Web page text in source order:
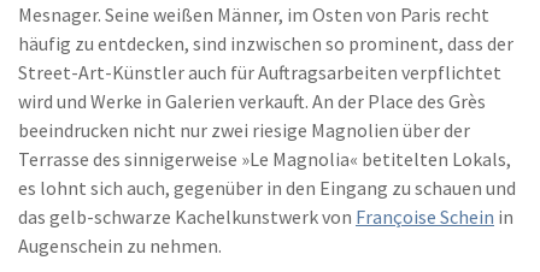
Mesnager. Seine weißen Männer, im Osten von Paris recht
häufig zu entdecken, sind inzwischen so prominent, dass der
Street-Art-Künstler auch für Auftragsarbeiten verpflichtet
wird und Werke in Galerien verkauft. An der Place des Grès
beeindrucken nicht nur zwei riesige Magnolien über der
Terrasse des sinnigerweise »Le Magnolia« betitelten Lokals,
es lohnt sich auch, gegenüber in den Eingang zu schauen und
das gelb-schwarze Kachelkunstwerk von Françoise Schein in
Augenschein zu nehmen.